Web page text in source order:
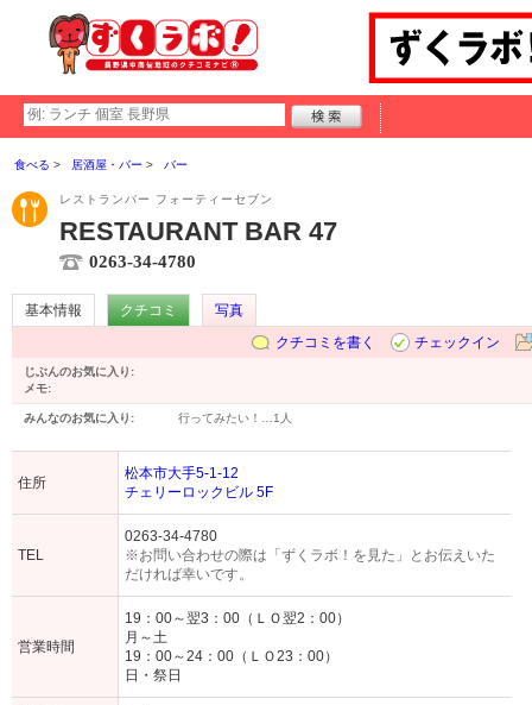
食べる 居酒屋・バー バー
レストランバー フォーティーセブン
RESTAURANT BAR 47
0263-34-4780
基本情報 クチコミ
写真
クチコミを書く
チェックイン
じぶんのお気に入り:
メモ:
みんなのお気に入り: 行ってみたい！… 1人
住所
松本市大手5-1-12
チェリーロックビル 5F
TEL
0263-34-4780
※お問い合わせの際は「ずくラボ！を見た」とお伝えいた
だければ幸いです。
営業時間
19：00～翌3：00（ＬＯ翌2：00）
月～土
19：00～24：00（ＬＯ23：00）
日・祭日